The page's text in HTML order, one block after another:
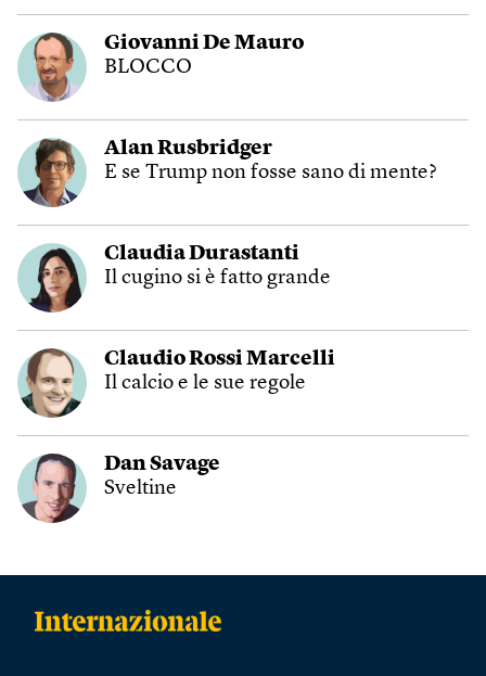
Giovanni De Mauro
BLOCCO
Alan Rusbridger
E se Trump non fosse sano di mente?
Claudia Durastanti
Il cugino si è fatto grande
Claudio Rossi Marcelli
Il calcio e le sue regole
Dan Savage
Sveltine